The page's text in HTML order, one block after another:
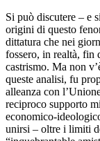
Si può discutere – e
origini di questo
dittatura che nei
fossero, in realtà, fin
castrismo. Ma non
queste analisi, fu
alleanza con
reciproco supporto
economico-
unirsi – oltre i limiti